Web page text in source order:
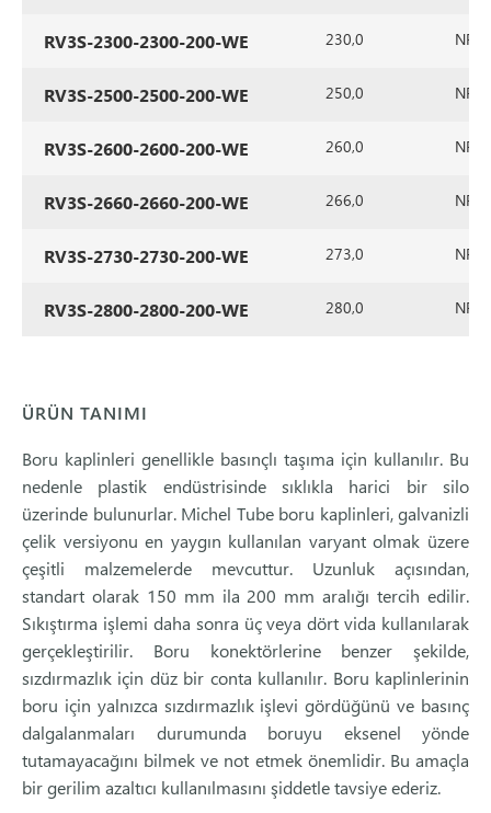
RV3S-2300-2300-200-WE 230,0 NR/
RV3S-2500-2500-200-WE 250,0 NR/
RV3S-2600-2600-200-WE 260,0 NR/
RV3S-2660-2660-200-WE 266,0 NR/
RV3S-2730-2730-200-WE 273,0 NR/
RV3S-2800-2800-200-WE 280,0 NR/
ÜRÜN TANIMI
Boru kaplinleri genellikle basınçlı taşıma için kullanılır. Bu
nedenle plastik endüstrisinde sıklıkla harici bir silo
üzerinde bulunurlar. Michel Tube boru kaplinleri, galvanizli
çelik versiyonu en yaygın kullanılan varyant olmak üzere
çeşitli malzemelerde mevcuttur. Uzunluk açısından,
standart olarak 150 mm ila 200 mm aralığı tercih edilir.
Sıkıştırma işlemi daha sonra üç veya dört vida kullanılarak
gerçekleştirilir. Boru konektörlerine benzer şekilde,
sızdırmazlık için düz bir conta kullanılır. Boru kaplinlerinin
boru için yalnızca sızdırmazlık işlevi gördüğünü ve basınç
dalgalanmaları durumunda boruyu eksenel yönde
tutamayacağını bilmek ve not etmek önemlidir. Bu amaçla
bir gerilim azaltıcı kullanılmasını şiddetle tavsiye ederiz.